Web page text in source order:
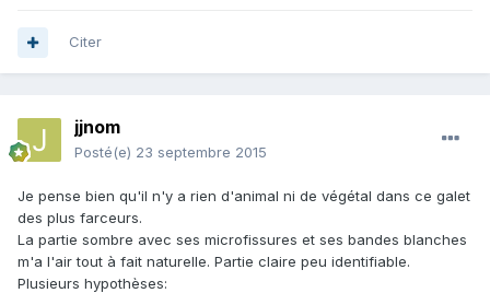
Citer
jjnom
Posté(e) 23 septembre 2015
Je pense bien qu'il n'y a rien d'animal ni de végétal dans ce galet
des plus farceurs.
La partie sombre avec ses microfissures et ses bandes blanches
m'a l'air tout à fait naturelle. Partie claire peu identifiable.
Plusieurs hypothèses: